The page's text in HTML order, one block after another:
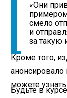
«Они
смело
и
за такую
Кроме того,
можете
Будьте в